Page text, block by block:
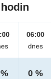
06:00
dnes
0 %